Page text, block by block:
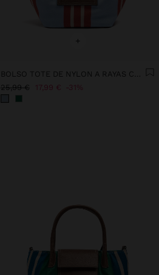
+
BOLSO TOTE DE NYLON A RAYAS CON SOLAPA
25,99 € 17,99 € 31%